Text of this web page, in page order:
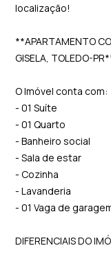
localização!
**APARTAMENTO
GISELA, TOLEDO-
O Imóvel conta com:
- 01 Suíte
- 01 Quarto
- Banheiro social
- Sala de estar
- Cozinha
- Lavanderia
- 01 Vaga de
DIFERENCIAIS DO